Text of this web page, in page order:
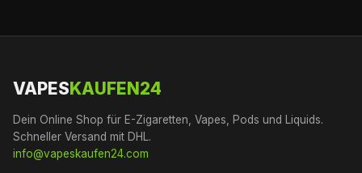
VAPESKAUFEN24
Dein Online Shop für E-Zigaretten, Vapes, Pods und Liquids.
Schneller Versand mit DHL.
info@vapeskaufen24.com